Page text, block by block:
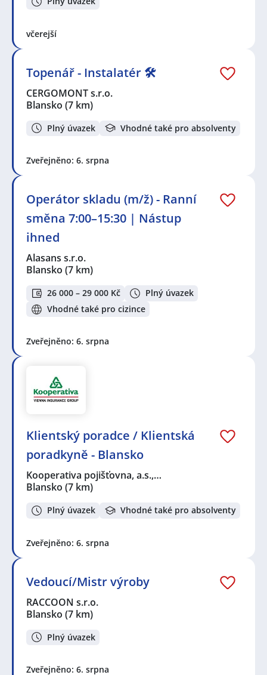
včerejší
Topenář - Instalatér 🛠️
CERGOMONT s.r.o.
Blansko (7 km)
Plný úvazek Vhodné také pro absolventy
Zveřejněno: 6. srpna
Operátor skladu (m/ž) - Ranní
směna 7:00–15:30 | Nástup
ihned
Alasans s.r.o.
Blansko (7 km)
26 000 – 29 000 Kč
Plný úvazek
Vhodné také pro cizince
Zveřejněno: 6. srpna
Klientský poradce / Klientská
poradkyně - Blansko
Kooperativa pojišťovna, a.s.,…
Blansko (7 km)
Plný úvazek Vhodné také pro absolventy
Zveřejněno: 6. srpna
Vedoucí/Mistr výroby
RACCOON s.r.o.
Blansko (7 km)
Plný úvazek
Zveřejněno: 6. srpna